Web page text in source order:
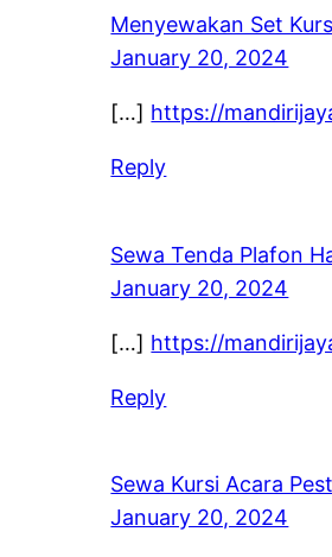
Menyewakan Set
January 20, 2024
[…] https://
Reply
Sewa Tenda Plafon
January 20, 2024
[…] https://
Reply
Sewa Kursi Acara
January 20, 2024